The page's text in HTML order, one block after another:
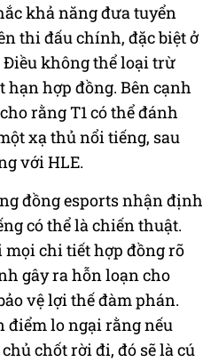
khả năng đưa tuyển
thi đấu chính, đặc biệt ở
không thể loại trừ
hợp đồng. Bên cạnh
rằng T1 có thể đánh
xạ thủ nổi tiếng, sau
với HLE.
đồng esports nhận định
có thể là chiến thuật.
mọi chi tiết hợp đồng rõ
gây ra hỗn loạn cho
vệ lợi thế đàm phán.
điểm lo ngại rằng nếu
chốt rời đi, đó sẽ là cú